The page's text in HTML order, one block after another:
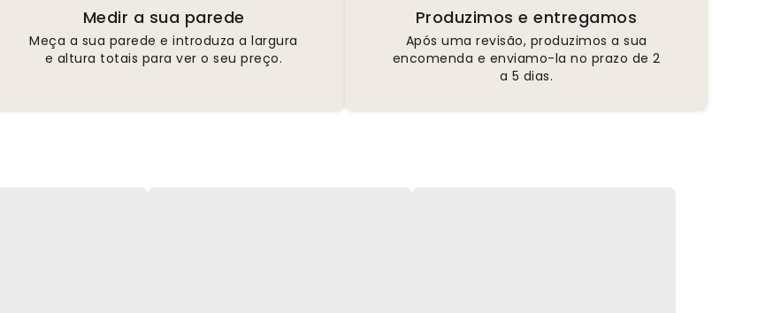
Medir a sua parede
Meça a sua parede e introduza a largura
e altura totais para ver o seu preço.
Produzimos e entregamos
Após uma revisão, produzimos a sua
encomenda e enviamo-la no prazo de 2
a 5 dias.